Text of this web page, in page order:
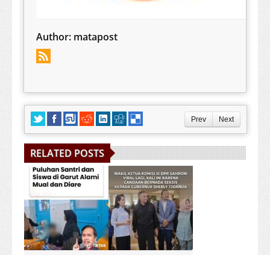
Author: matapost
Prev Next
RELATED POSTS